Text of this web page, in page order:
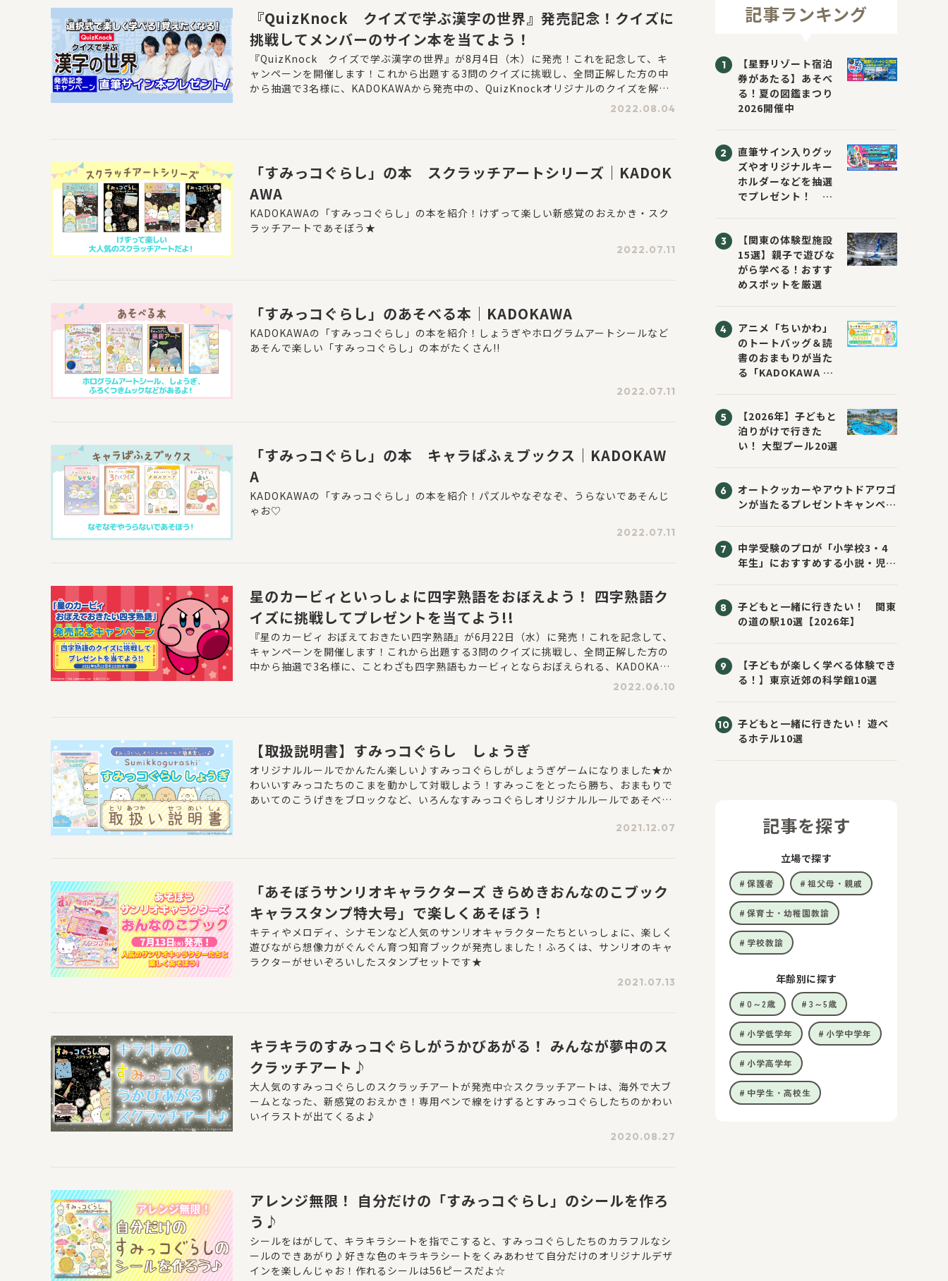
『QuizKnock クイズで学ぶ漢字の世界』発売記念！クイズに
挑戦してメンバーのサイン本を当てよう！
『QuizKnock クイズで学ぶ漢字の世界』が8月4日（木）に発売！これを記念して、キ
ャンペーンを開催します！これから出題する3問のクイズに挑戦し、全問正解した方の中
から抽選で3名様に、KADOKAWAから発売中の、QuizKnockオリジナルのクイズを解き
ながら47都道府県の知識を楽しく身につけることができる『QuizKnock クイズで学ぶ4
2022.08.04
「すみっコぐらし」の本 スクラッチアートシリーズ｜KADOK
AWA
KADOKAWAの「すみっコぐらし」の本を紹介！けずって楽しい新感覚のおえかき・スク
ラッチアートであそぼう★
2022.07.11
「すみっコぐらし」のあそべる本｜KADOKAWA
KADOKAWAの「すみっコぐらし」の本を紹介！しょうぎやホログラムアートシールなど
あそんで楽しい「すみっコぐらし」の本がたくさん!!
2022.07.11
「すみっコぐらし」の本 キャラぱふぇブックス｜KADOKAW
A
KADOKAWAの「すみっコぐらし」の本を紹介！パズルやなぞなぞ、うらないであそんじ
ゃお♡
2022.07.11
星のカービィといっしょに四字熟語をおぼえよう！ 四字熟語ク
イズに挑戦してプレゼントを当てよう!!
『星のカービィ おぼえておきたい四字熟語』が6月22日（水）に発売！これを記念して、
キャンペーンを開催します！これから出題する3問のクイズに挑戦し、全問正解した方の
中から抽選で3名様に、ことわざも四字熟語もカービィとならおぼえられる、KADOKAWA
から発売中の「星のカービィ」の学習シリーズ2 冊をセットにしてプレゼント♪ぜひ挑戦
2022.06.10
【取扱説明書】すみっコぐらし しょうぎ
オリジナルルールでかんたん楽しい♪すみっコぐらしがしょうぎゲームになりました★か
わいいすみっコたちのこまを動かして対戦しよう！すみっこをとったら勝ち、おまもりで
あいてのこうげきをブロックなど、いろんなすみっコぐらしオリジナルルールであそべる
2021.12.07
「あそぼうサンリオキャラクターズ きらめきおんなのこブック
キャラスタンプ特大号」で楽しくあそぼう！
キティやメロディ、シナモンなど人気のサンリオキャラクターたちといっしょに、楽しく
遊びながら想像力がぐんぐん育つ知育ブックが発売しました！ふろくは、サンリオのキャ
ラクターがせいぞろいしたスタンプセットです★
2021.07.13
キラキラのすみっコぐらしがうかびあがる！ みんなが夢中のス
クラッチアート♪
大人気のすみっコぐらしのスクラッチアートが発売中☆スクラッチアートは、海外で大ブ
ームとなった、新感覚のおえかき！専用ペンで線をけずるとすみっコぐらしたちのかわい
いイラストが出てくるよ♪
2020.08.27
アレンジ無限！ 自分だけの「すみっコぐらし」のシールを作ろ
う♪
シールをはがして、キラキラシートを指でこすると、すみっコぐらしたちのカラフルなシ
ールのできあがり♪好きな色のキラキラシートをくみあわせて自分だけのオリジナルデザ
インを楽しんじゃお！作れるシールは56ピースだよ☆
記事ランキング
【星野リゾート宿泊
券があたる】あそべ
る！夏の図鑑まつり
2026開催中
直筆サイン入りグッ
ズやオリジナルキー
ホルダーなどを抽選
でプレゼント！
ジブックフェア2026
～すまない先生と読
書にチャレンジ！
～」が開催！
【関東の体験型施設
15選】親子で遊びな
がら学べる！おすす
めスポットを厳選
アニメ「ちいかわ」
のトートバッグ＆読
書のおまもりが当た
る「KADOKAWA ち
催！ スマホ壁紙は
応募者全員にプレゼ
ント！
【2026年】子どもと
泊りがけで行きた
い！ 大型プール20選
オートクッカーやアウトドアワゴ
ンが当たるプレゼントキャンペー
中学受験のプロが「小学校3・4
年生」におすすめする小説・児童
子どもと一緒に行きたい！ 関東
の道の駅10選【2026年】
【子どもが楽しく学べる体験でき
る！】東京近郊の科学館10選
子どもと一緒に行きたい！ 遊べ
るホテル10選
記事を探す
立場で探す
保護者 祖父母・親戚
保育士・幼稚園教諭
学校教諭
年齢別に探す
0～2歳 3～5歳
小学低学年 小学中学年
小学高学年
中学生・高校生